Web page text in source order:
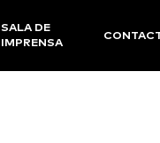
SALA DE
IMPRENSA